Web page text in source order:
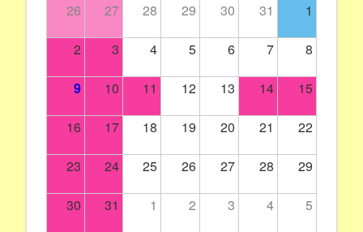
26 27 28 29 30 31 1
2 3 4 5 6 7 8
9 10 11 12 13 14 15
16 17 18 19 20 21 22
23 24 25 26 27 28 29
30 31 1 2 3 4 5